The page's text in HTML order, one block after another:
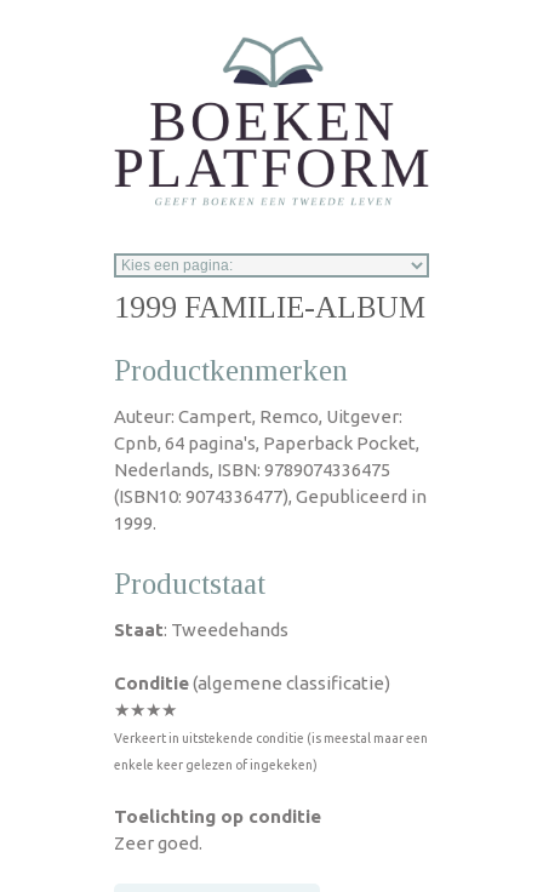
1999 FAMILIE-ALBUM
Productkenmerken
Auteur: Campert, Remco, Uitgever:
Cpnb, 64 pagina's, Paperback Pocket,
Nederlands, ISBN: 9789074336475
(ISBN10: 9074336477), Gepubliceerd in
1999.
Productstaat
Staat: Tweedehands
Conditie(algemene classificatie)
★★★★
Verkeert in uitstekende conditie (is meestal maar een
enkele keer gelezen of ingekeken)
Toelichting op conditie
Zeer goed.